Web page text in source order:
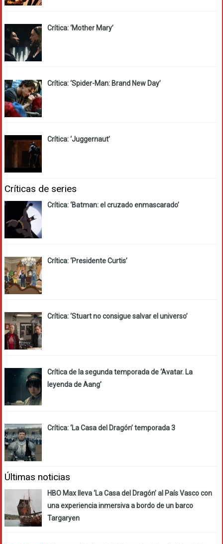
Crítica: ‘Mother Mary’
Crítica: ‘Spider-Man: Brand New Day’
Crítica: ‘Juggernaut’
Críticas de series
Crítica: ‘Batman: el cruzado enmascarado’
Crítica: ‘Presidente Curtis’
Crítica: ‘Stuart no consigue salvar el universo’
Crítica de la segunda temporada de ‘Avatar. La
leyenda de Aang’
Crítica: ‘La Casa del Dragón’ temporada 3
Últimas noticias
HBO Max lleva ‘La Casa del Dragón’ al País Vasco con
una experiencia inmersiva a bordo de un barco
Targaryen